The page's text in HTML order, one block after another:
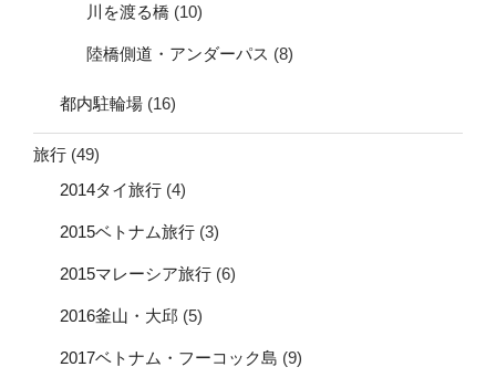
川を渡る橋 (10)
陸橋側道・アンダーパス (8)
都内駐輪場 (16)
旅行 (49)
2014タイ旅行 (4)
2015ベトナム旅行 (3)
2015マレーシア旅行 (6)
2016釜山・大邱 (5)
2017ベトナム・フーコック島 (9)